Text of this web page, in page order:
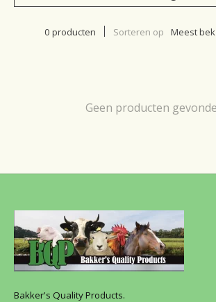
0 producten Sorteren op Meest
Geen producten
Bakker's Quality Products.